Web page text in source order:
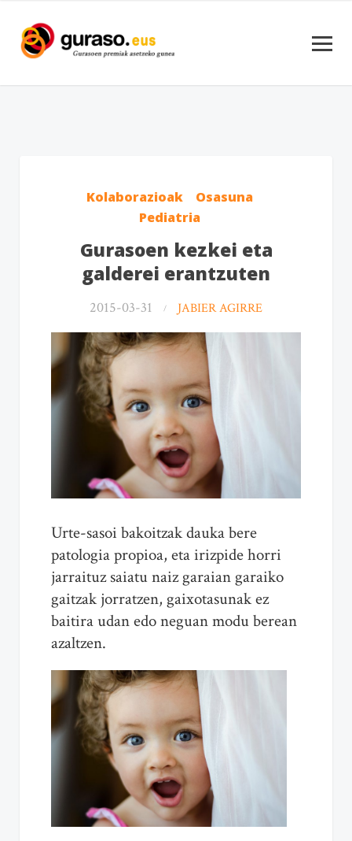
Kolaborazioak
Osasuna
Pediatria
Gurasoen kezkei eta
galderei erantzuten
2015-03-31 JABIER AGIRRE
Urte-sasoi bakoitzak dauka bere
patologia propioa, eta irizpide horri
jarraituz saiatu naiz garaian garaiko
gaitzak jorratzen, gaixotasunak ez
baitira udan edo neguan modu berean
azaltzen.